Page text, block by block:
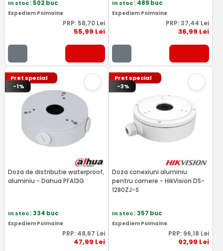
In stoc: 502 buc
Expediem Poimaine
PRP: 58,70Lei
55,99 Lei
In stoc: 489 buc
Expediem Poimaine
PRP:37,44 Lei
36,99 Lei
Pret special
-1%
Doza de distributie waterproof,
aluminiu - Dahua PFA13G
In stoc: 334 buc
Expediem Poimaine
PRP: 48,67 Lei
47,99 Lei
Pret special
-3%
Doza conexiuni aluminiu
pentru camere - HikVision DS-
1280ZJ-S
In stoc: 357 buc
Expediem Poimaine
PRP: 96,18 Lei
92,99 Lei